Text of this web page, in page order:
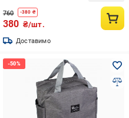
760 -380 ₴
380 ₴/шт.
Доставимо